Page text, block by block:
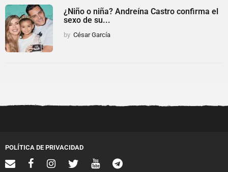
¿Niño o niña? Andreína Castro confirma el
sexo de su...
by César García
POLÍTICA DE PRIVACIDAD